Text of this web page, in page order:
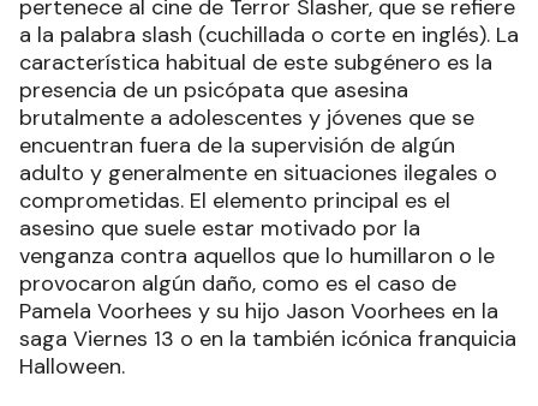
pertenece al cine de Terror Slasher, que se refiere
a la palabra slash (cuchillada o corte en inglés). La
característica habitual de este subgénero es la
presencia de un psicópata que asesina
brutalmente a adolescentes y jóvenes que se
encuentran fuera de la supervisión de algún
adulto y generalmente en situaciones ilegales o
comprometidas. El elemento principal es el
asesino que suele estar motivado por la
venganza contra aquellos que lo humillaron o le
provocaron algún daño, como es el caso de
Pamela Voorhees y su hijo Jason Voorhees en la
saga Viernes 13 o en la también icónica franquicia
Halloween.